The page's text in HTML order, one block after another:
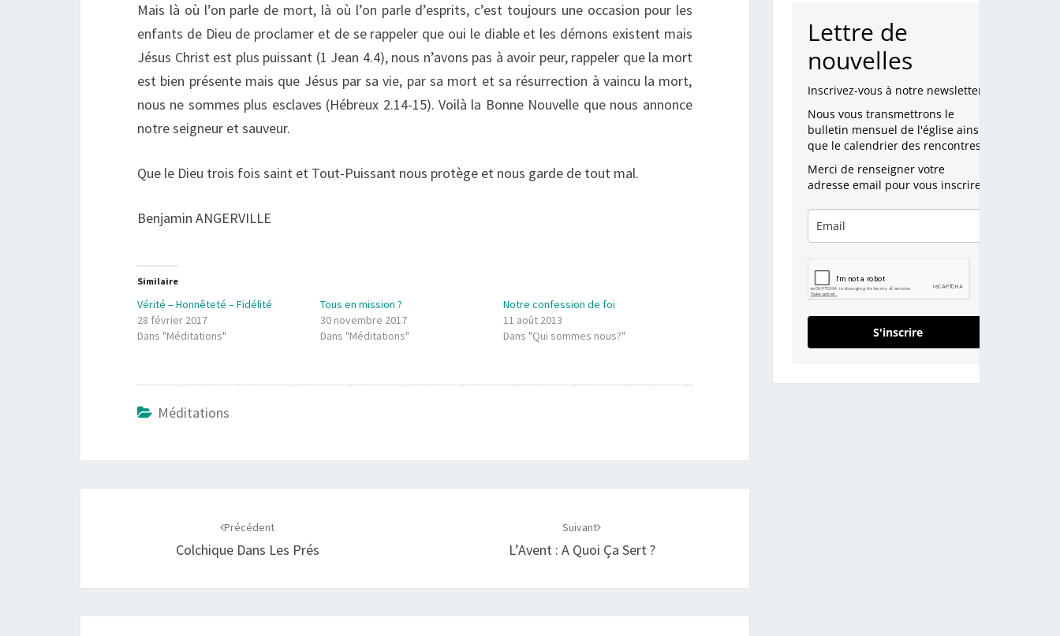
Mais là où l’on parle de mort, là où l’on parle d’esprits, c’est toujours une occasion pour les
enfants de Dieu de proclamer et de se rappeler que oui le diable et les démons existent mais
Jésus Christ est plus puissant (1 Jean 4.4), nous n’avons pas à avoir peur, rappeler que la mort
est bien présente mais que Jésus par sa vie, par sa mort et sa résurrection à vaincu la mort,
nous ne sommes plus esclaves (Hébreux 2.14-15). Voilà la Bonne Nouvelle que nous annonce
notre seigneur et sauveur.
Que le Dieu trois fois saint et Tout-Puissant nous protège et nous garde de tout mal.
Benjamin ANGERVILLE
Similaire
Vérité – Honnêteté – Fidélité
28 février 2017
Dans "Méditations"
Tous en mission ?
30 novembre 2017
Dans "Méditations"
Notre confession de foi
11 août 2013
Dans "Qui sommes nous?"
Méditations
Précédent
Colchique Dans Les Prés
Suivant
L’Avent : A Quoi Ça Sert ?
Lettre de
nouvelles
Inscrivez-vous à notre newsletter.
Nous vous transmettrons le
bulletin mensuel de l'église ainsi
que le calendrier des rencontres.
Merci de renseigner votre
adresse email pour vous inscrire
S'inscrire